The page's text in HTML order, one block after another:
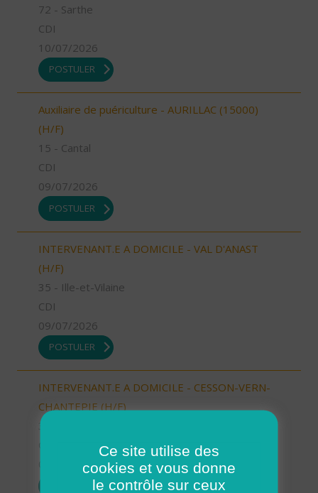
72 - Sarthe
CDI
10/07/2026
POSTULER
Auxiliaire de puériculture - AURILLAC (15000)
(H/F)
15 - Cantal
CDI
09/07/2026
POSTULER
INTERVENANT.E A DOMICILE - VAL D'ANAST
(H/F)
35 - Ille-et-Vilaine
CDI
09/07/2026
POSTULER
INTERVENANT.E A DOMICILE - CESSON-VERN-
CHANTEPIE (H/F)
35 - Ille-et-Vilaine
09/07/2026
Ce site utilise des
cookies et vous donne
le contrôle sur ceux